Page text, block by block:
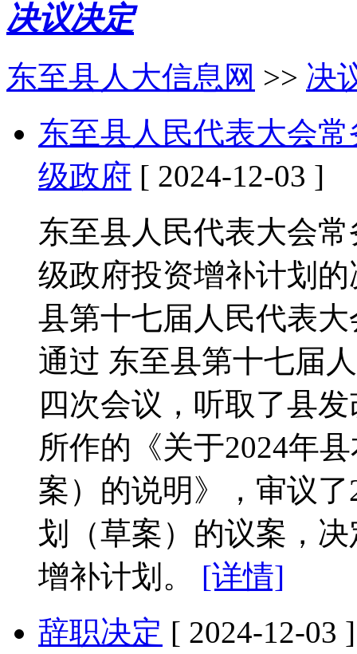
决议决定
东至县人大信息网 >> 决
东至县人民代表大会
级政府 [ 2024-12-03 ]
东至县人民代表大会
级政府投资增补计划
县第十七届人民代表
通过 东至县第十七届
四次会议，听取了县
所作的《关于2024年
案）的说明》，审议
划（草案）的议案，
增补计划。 [详情]
辞职决定 [ 2024-12-03 ]